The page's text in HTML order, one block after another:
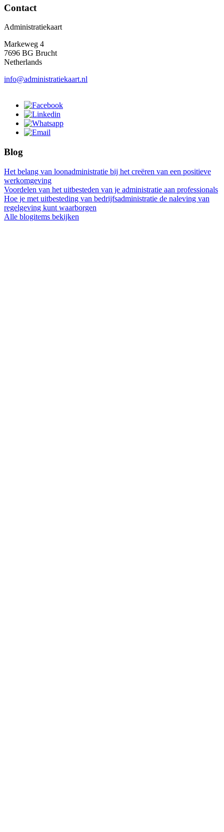
Contact
Administratiekaart
Markeweg 4
7696 BG Brucht
Netherlands
info@administratiekaart.nl
Blog
Het belang van loonadministratie bij het creëren van een positieve
werkomgeving
Voordelen van het uitbesteden van je administratie aan professionals
Hoe je met uitbesteding van bedrijfsadministratie de naleving van
regelgeving kunt waarborgen
Alle blogitems bekijken